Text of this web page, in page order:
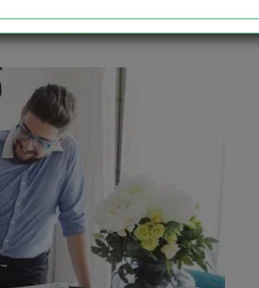
vamos a ayudarte un poco más:
un proyecto de interiorismo